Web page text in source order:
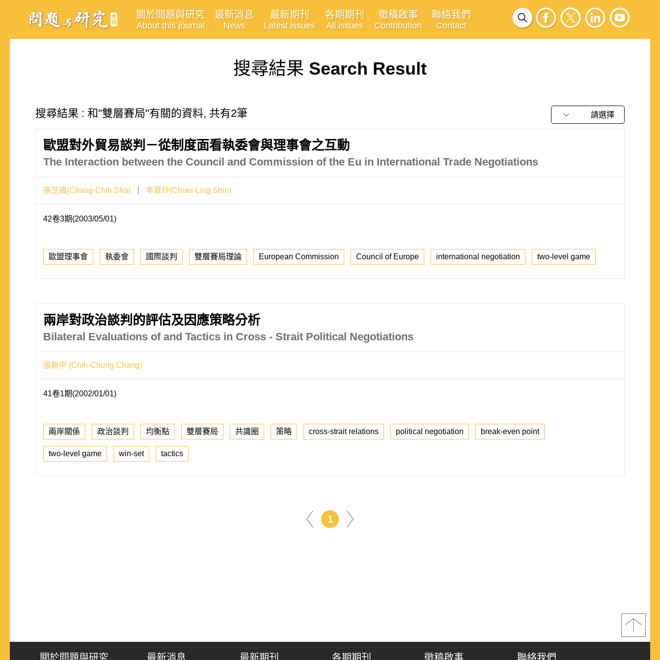
關於問題與研究
About this journal
最新消息
News
最新期刊
Latest issues
各期期刊
All issues
徵稿啟事
Contribution
聯絡我們
Contact
搜尋結果 Search Result
搜尋結果 : 和"雙層賽局"有關的資料, 共有2筆 請選擇
歐盟對外貿易談判－從制度面看執委會與理事會之互動
The Interaction between the Council and Commission of the Eu in International Trade Negotiations
張芝颯(Chang-Chih Sha) 辛翠玲(Chuei-Ling Shin)
42卷3期(2003/05/01)
歐盟理事會 執委會 國際談判 雙層賽局理論 European Commission Council of Europe international negotiation two-level game
兩岸對政治談判的評估及因應策略分析
Bilateral Evaluations of and Tactics in Cross - Strait Political Negotiations
張執中 (Chih-Chung Chang)
41卷1期(2002/01/01)
兩岸關係 政治談判 均衡點 雙層賽局 共識圈 策略 cross-strait relations political negotiation break-even point
two-level game win-set tactics
1
關於問題與研究 最新消息 最新期刊 各期期刊 徵稿啟事 聯絡我們